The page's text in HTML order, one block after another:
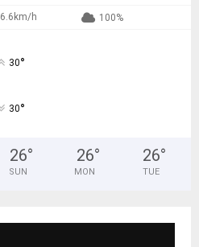
6.6km/h 100%
30°
30°
26°
SUN
26°
MON
26°
TUE